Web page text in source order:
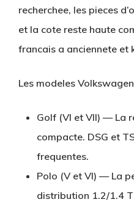
recherchee, les pieces
et la cote reste haute
francais a anciennete et
Les modeles
Golf (VI et VII) — La
compacte. DSG et
frequentes.
Polo (V et VI) — La
distribution 1.2/1.4